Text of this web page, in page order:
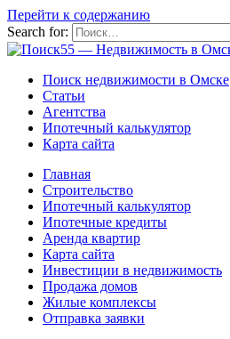
Перейти к содержанию
Search for:
Поиск недвижимости в Омске
Статьи
Агентства
Ипотечный калькулятор
Карта сайта
Главная
Строительство
Ипотечный калькулятор
Ипотечные кредиты
Аренда квартир
Карта сайта
Инвестиции в недвижимость
Продажа домов
Жилые комплексы
Отправка заявки